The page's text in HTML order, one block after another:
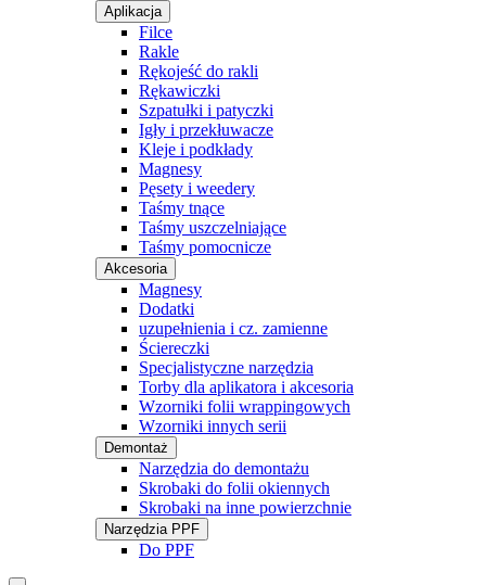
Aplikacja
Filce
Rakle
Rękojeść do rakli
Rękawiczki
Szpatułki i patyczki
Igły i przekłuwacze
Kleje i podkłady
Magnesy
Pęsety i weedery
Taśmy tnące
Taśmy uszczelniające
Taśmy pomocnicze
Akcesoria
Magnesy
Dodatki
uzupełnienia i cz. zamienne
Ściereczki
Specjalistyczne narzędzia
Torby dla aplikatora i akcesoria
Wzorniki folii wrappingowych
Wzorniki innych serii
Demontaż
Narzędzia do demontażu
Skrobaki do folii okiennych
Skrobaki na inne powierzchnie
Narzędzia PPF
Do PPF